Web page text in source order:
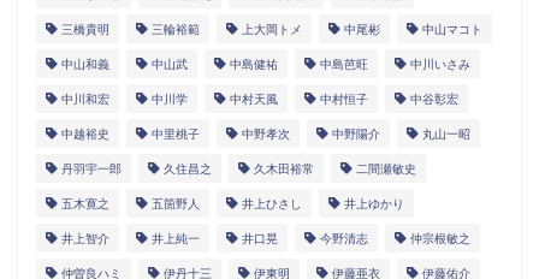
三橋貴明 三輪裕範 上大岡トメ 中尾彬 中山マコト
中山和義 中山武 中島健祐 中島芭旺 中川いさみ
中川和宏 中川学 中村天風 中村恒子 中谷彰宏
中越裕史 中里桃子 中野孝次 中野陽介 丸山一昭
丹羽宇一郎 久住昌之 久木田裕常 二間瀬敏史
五木寛之 五箇野人 井上ひさし 井上ゆかり
井上智介 井上純一 井口晃 今野清志 仲宗根敏之
仲曽良ハミ 伊丹十三 伊東明 伊藤亜衣 伊藤佑介